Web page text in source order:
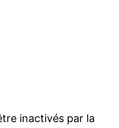
inactivés par la